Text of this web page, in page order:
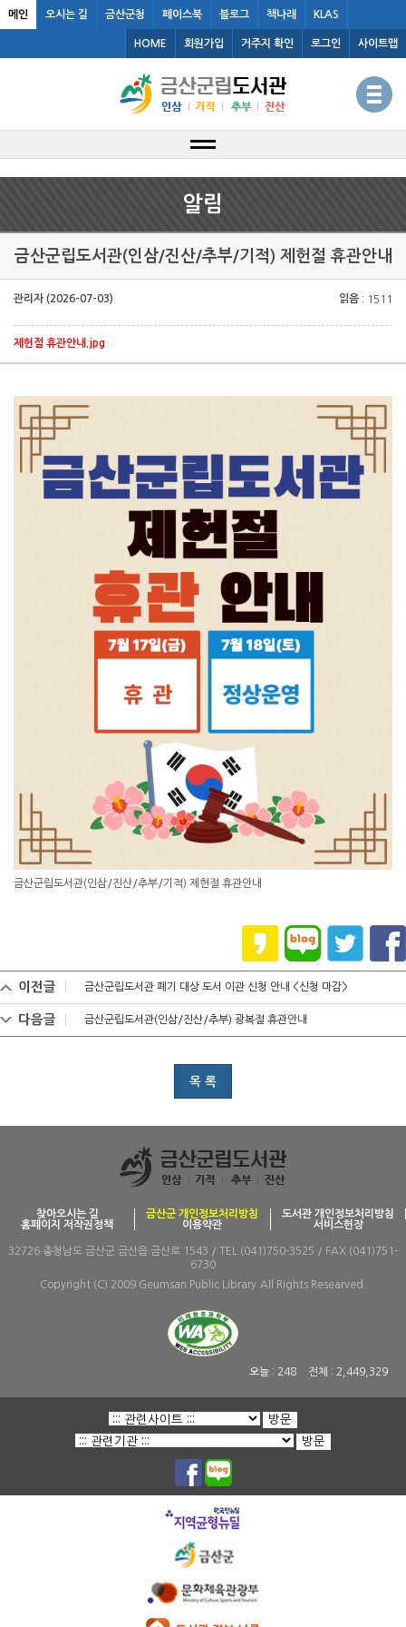
메인 오시는 길 금산군청 페이스북 블로그 책나래 KLAS
HOME 회원가입 거주지 확인 로그인 사이트맵
알림
금산군립도서관(인삼/진산/추부/기적) 제헌절 휴관안내
관리자 (2026-07-03) 읽음 : 1511
제헌절 휴관안내.jpg
금산군립도서관(인삼/진산/추부/기적) 제헌절 휴관안내
이전글 금산군립도서관 폐기 대상 도서 이관 신청 안내 <신청 마감>
다음글 금산군립도서관(인삼/진산/추부) 광복절 휴관안내
목 록
찾아오시는 길 금산군 개인정보처리방침
도서관 개인정보처리방침
홈페이지 저작권정책
이용약관 서비스헌장
32726 충청남도 금산군 금산읍 금산로 1543 / TEL (041)750-3525 / FAX (041)751-
6730
Copyright (C) 2009 Geumsan Public Library.All Rights Researved.
오늘 : 248 전체 : 2,449,329